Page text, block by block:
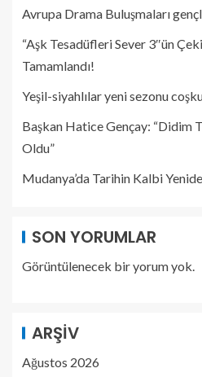
Avrupa Drama Buluşmaları
“Aşk Tesadüfleri Sever 3″ün
Tamamlandı!
Yeşil-siyahlılar yeni sezonu
Başkan Hatice Gençay: “Didim
Oldu”
Mudanya’da Tarihin Kalbi
SON YORUMLAR
Görüntülenecek bir yorum yok.
ARŞIV
Ağustos 2026